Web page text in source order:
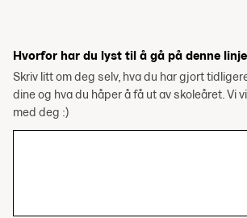
Hvorfor har du lyst til å gå på denne
Skriv litt om deg selv, hva du har gjort
dine og hva du håper å få ut av skoleåret. Vi
med deg :)